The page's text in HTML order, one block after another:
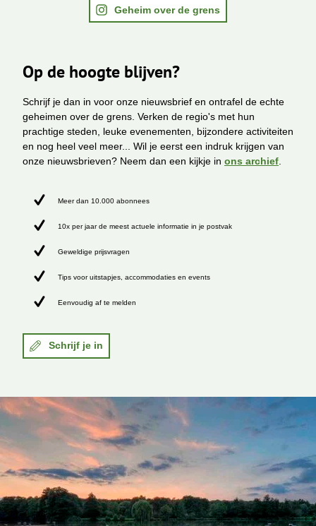
Geheim over de grens
Op de hoogte blijven?
Schrijf je dan in voor onze nieuwsbrief en ontrafel de echte
geheimen over de grens. Verken de regio's met hun
prachtige steden, leuke evenementen, bijzondere activiteiten
en nog heel veel meer... Wil je eerst een indruk krijgen van
onze nieuwsbrieven? Neem dan een kijkje in ons archief
Meer dan 10.000 abonnees
10x per jaar de meest actuele informatie in je postvak
Geweldige prijsvragen
Tips voor uitstapjes, accommodaties en events
Eenvoudig af te melden
Schrijf je in